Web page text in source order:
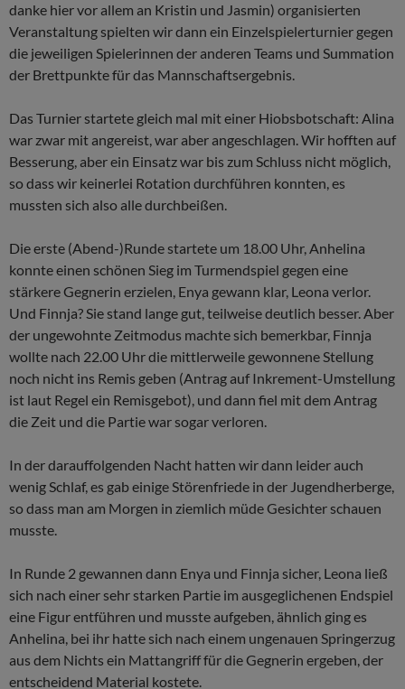
danke hier vor allem an Kristin und Jasmin) organisierten
Veranstaltung spielten wir dann ein Einzelspielerturnier gegen
die jeweiligen Spielerinnen der anderen Teams und Summation
der Brettpunkte für das Mannschaftsergebnis.
Das Turnier startete gleich mal mit einer Hiobsbotschaft: Alina
war zwar mit angereist, war aber angeschlagen. Wir hofften auf
Besserung, aber ein Einsatz war bis zum Schluss nicht möglich,
so dass wir keinerlei Rotation durchführen konnten, es
mussten sich also alle durchbeißen.
Die erste (Abend-)Runde startete um 18.00 Uhr, Anhelina
konnte einen schönen Sieg im Turmendspiel gegen eine
stärkere Gegnerin erzielen, Enya gewann klar, Leona verlor.
Und Finnja? Sie stand lange gut, teilweise deutlich besser. Aber
der ungewohnte Zeitmodus machte sich bemerkbar, Finnja
wollte nach 22.00 Uhr die mittlerweile gewonnene Stellung
noch nicht ins Remis geben (Antrag auf Inkrement-Umstellung
ist laut Regel ein Remisgebot), und dann fiel mit dem Antrag
die Zeit und die Partie war sogar verloren.
In der darauffolgenden Nacht hatten wir dann leider auch
wenig Schlaf, es gab einige Störenfriede in der Jugendherberge,
so dass man am Morgen in ziemlich müde Gesichter schauen
musste.
In Runde 2 gewannen dann Enya und Finnja sicher, Leona ließ
sich nach einer sehr starken Partie im ausgeglichenen Endspiel
eine Figur entführen und musste aufgeben, ähnlich ging es
Anhelina, bei ihr hatte sich nach einem ungenauen Springerzug
aus dem Nichts ein Mattangriff für die Gegnerin ergeben, der
entscheidend Material kostete.